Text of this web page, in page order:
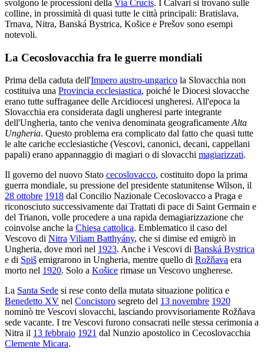
svolgono le processioni della Via Crucis. I Calvari si trovano sulle
colline, in prossimità di quasi tutte le città principali: Bratislava,
Trnava, Nitra, Banská Bystrica, Košice e Prešov sono esempi
notevoli.
La Cecoslovacchia fra le guerre mondiali
Prima della caduta dell'Impero austro-ungarico la Slovacchia non
costituiva una Provincia ecclesiastica, poiché le Diocesi slovacche
erano tutte suffraganee delle Arcidiocesi ungheresi. All'epoca la
Slovacchia era considerata dagli ungheresi parte integrante
dell'Ungheria, tanto che veniva denominata geograficamenteAlta
Ungheria. Questo problema era complicato dal fatto che quasi tutte
le alte cariche ecclesiastiche (Vescovi, canonici, decani, cappellani
papali) erano appannaggio di magiari o di slovacchi magiarizzati.
Il governo del nuovo Stato cecoslovacco, costituito dopo la prima
guerra mondiale, su pressione del presidente statunitense Wilson, il
28 ottobre 1918 dal Concilio Nazionale Cecoslovacco a Praga e
riconosciuto successivamente dai Trattati di pace di Saint Germain e
del Trianon, volle procedere a una rapida demagiarizzazione che
coinvolse anche la Chiesa cattolica. Emblematico il caso del
Vescovo di Nitra Viliam Batthyány, che si dimise ed emigrò in
Ungheria, dove morì nel 1923. Anche i Vescovi di Banská Bystrica
e di Spiš emigrarono in Ungheria, mentre quello di Rožňava era
morto nel 1920. Solo a Košice rimase un Vescovo ungherese.
La Santa Sede si rese conto della mutata situazione politica e
Benedetto XV nel Concistoro segreto del 13 novembre 1920
nominò tre Vescovi slovacchi, lasciando provvisoriamente Rožňava
sede vacante. I tre Vescovi furono consacrati nelle stessa cerimonia a
Nitra il 13 febbraio 1921 dal Nunzio apostolico in Cecoslovacchia
Clemente Micara.